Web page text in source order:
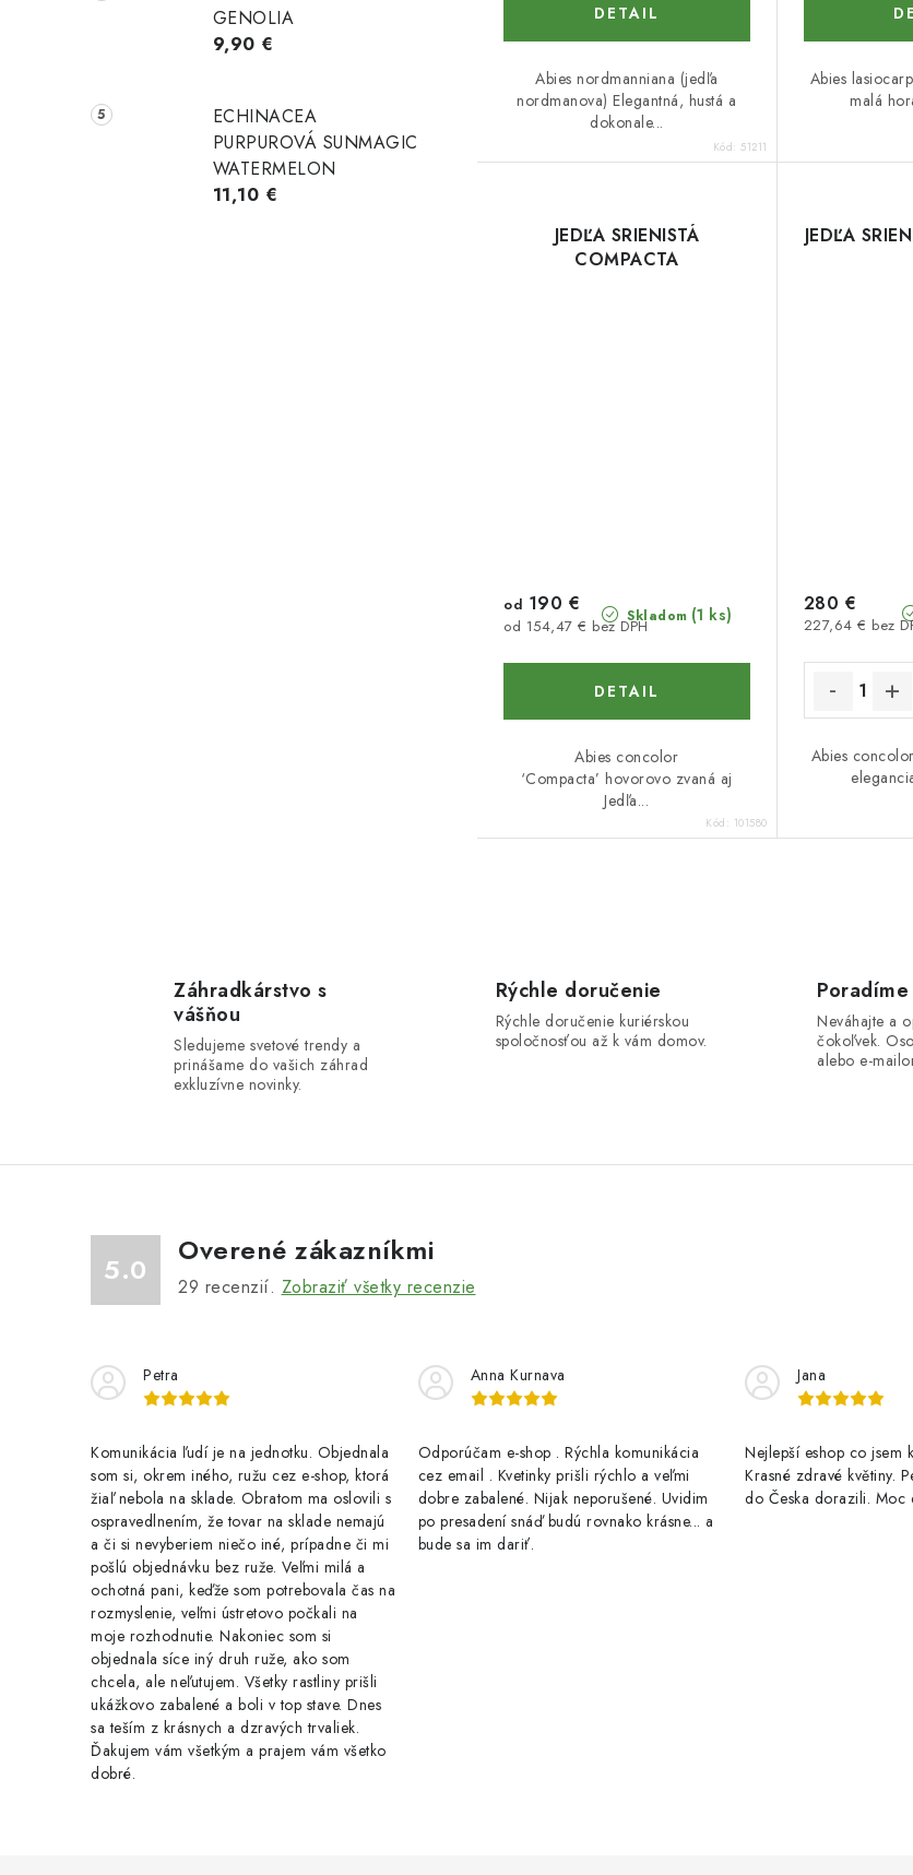
GENOLIA
9,90 €
ECHINACEA
PURPUROVÁ SUNMAGIC
WATERMELON
11,10 €
o
v
DETAIL
Abies nordmanniana (jedľa
nordmanova) Elegantná, hustá a
dokonale...
Kód:51211
Abies
malá
JEDĽA SRIENISTÁ
COMPACTA
Skladom (1 ks)
od 154,47 € bez DPH
od 190 €
DETAIL
Abies concolor
‘Compacta’ hovorovo zvaná aj
Jedľa...
Kód: 101580
JEDĽA
227,64 € bez
280 €
Abies
i
k
y
ý
p
i
Záhradkárstvo s
vášňou
Sledujeme svetové trendy a
prinášame do vašich záhrad
exkluzívne novinky.
Rýchle doručenie
Rýchle doručenie kuriérskou
spoločnosťou až k vám domov.
Neváhajte a
čokoľvek.
alebo e-
5.0
Overené zákazníkmi
29 recenzií. Zobraziť všetky recenzie
Petra
Komunikácia ľudí je na jednotku. Objednala
som si, okrem iného, ružu cez e-shop, ktorá
žiaľ nebola na sklade. Obratom ma oslovili s
ospravedlnením, že tovar na sklade nemajú
a či si nevyberiem niečo iné, prípadne či mi
pošlú objednávku bez ruže. Veľmi milá a
ochotná pani, keďže som potrebovala čas na
rozmyslenie, veľmi ústretovo počkali na
moje rozhodnutie. Nakoniec som si
objednala síce iný druh ruže, ako som
chcela, ale neľutujem. Všetky rastliny prišli
ukážkovo zabalené a boli v top stave. Dnes
sa teším z krásnych a dzravých trvaliek.
Ďakujem vám všetkým a prajem vám všetko
dobré.
Anna Kurnava
Odporúčam e-shop . Rýchla komunikácia
cez email . Kvetinky prišli rýchlo a veľmi
dobre zabalené. Nijak neporušené. Uvidim
po presadení snáď budú rovnako krásne... a
bude sa im dariť.
Jana
Nejlepší eshop co jsem
Krasné zdravé květiny.
do Česka dorazili. Moc